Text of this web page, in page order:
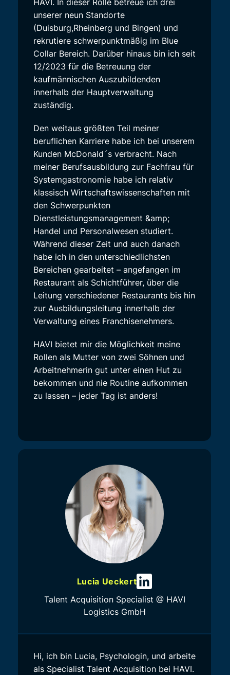
HAVI. In dieser Rolle betreue ich drei
unserer neun Standorte
(Duisburg,Rheinberg und Bingen) und
rekrutiere schwerpunktmäßig im Blue
Collar Bereich. Darüber hinaus bin ich seit
12/2023 für die Betreuung der
kaufmännischen Auszubildenden
innerhalb der Hauptverwaltung
zuständig.
Den weitaus größten Teil meiner
beruflichen Karriere habe ich bei unserem
Kunden McDonald´s verbracht. Nach
meiner Berufsausbildung zur Fachfrau für
Systemgastronomie habe ich relativ
klassisch Wirtschaftswissenschaften mit
den Schwerpunkten
Dienstleistungsmanagement &amp;
Handel und Personalwesen studiert.
Während dieser Zeit und auch danach
habe ich in den unterschiedlichsten
Bereichen gearbeitet – angefangen im
Restaurant als Schichtführer, über die
Leitung verschiedener Restaurants bis hin
zur Ausbildungsleitung innerhalb der
Verwaltung eines Franchisenehmers.
HAVI bietet mir die Möglichkeit meine
Rollen als Mutter von zwei Söhnen und
Arbeitnehmerin gut unter einen Hut zu
bekommen und nie Routine aufkommen
zu lassen – jeder Tag ist anders!
Lucia Ueckert
Talent Acquisition Specialist @ HAVI
Logistics GmbH
Hi, ich bin Lucia, Psychologin, und arbeite
als Specialist Talent Acquisition bei HAVI.